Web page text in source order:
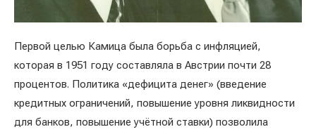
Первой целью Камица была борьба с инфляцией,
которая в 1951 году составляла в Австрии почти 28
процентов. Политика «дефицита денег» (введение
кредитных ограничений, повышение уровня ликвидности
для банков, повышение учётной ставки) позволила